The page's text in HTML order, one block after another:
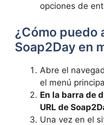
‌opciones de
¿Cómo ‌puedo
Soap2Day en
Abre el
el​ menú
En ⁢la barra de
URL ​de
Una‌ vez en​ el